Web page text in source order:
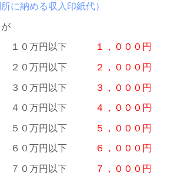
に納める収入印紙代）
万円以下 １，０００円
２０万円以下 ２，０００円
３０万円以下 ３，０００円
４０万円以下 ４，０００円
５０万円以下 ５，０００円
６０万円以下 ６，０００円
７０万円以下 ７，０００円